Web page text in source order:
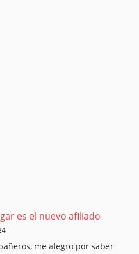
es el nuevo afiliado
me alegro por saber